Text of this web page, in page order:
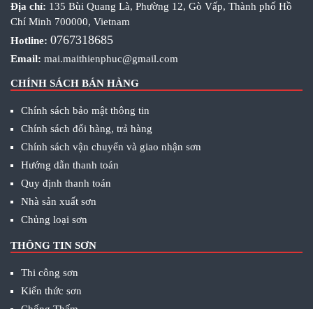
Địa chỉ: 135 Bùi Quang Là, Phường 12, Gò Vấp, Thành phố Hồ
Chí Minh 700000, Vietnam
Hotline: 0767318685
Email: mai.maithienphuc@gmail.com
CHÍNH SÁCH BÁN HÀNG
Chính sách bảo mật thông tin
Chính sách đổi hàng, trả hàng
Chính sách vận chuyển và giao nhận sơn
Hướng dẫn thanh toán
Quy định thanh toán
Nhà sản xuất sơn
Chủng loại sơn
THÔNG TIN SƠN
Thi công sơn
Kiến thức sơn